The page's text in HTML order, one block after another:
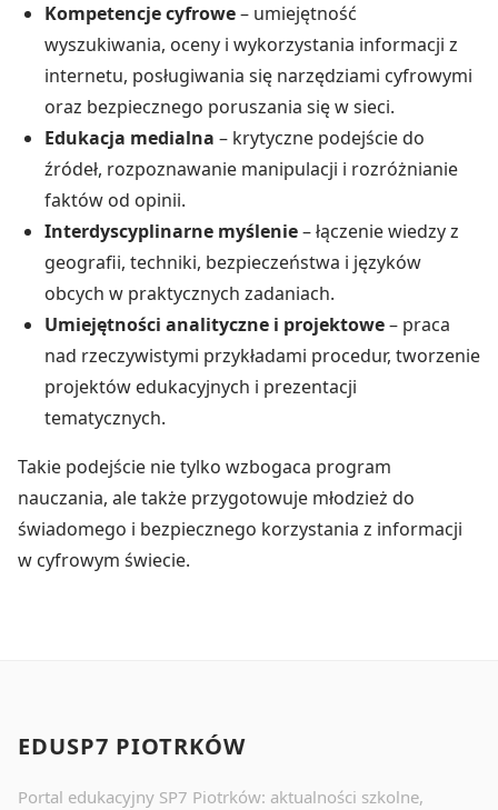
Kompetencje cyfrowe– umiejętność
wyszukiwania, oceny i wykorzystania informacji z
internetu, posługiwania się narzędziami cyfrowymi
oraz bezpiecznego poruszania się w sieci.
Edukacja medialna – krytyczne podejście do
źródeł, rozpoznawanie manipulacji i rozróżnianie
faktów od opinii.
Interdyscyplinarne myślenie– łączenie wiedzy z
geografii, techniki, bezpieczeństwa i języków
obcych w praktycznych zadaniach.
Umiejętności analityczne i projektowe– praca
nad rzeczywistymi przykładami procedur, tworzenie
projektów edukacyjnych i prezentacji
tematycznych.
Takie podejście nie tylko wzbogaca program
nauczania, ale także przygotowuje młodzież do
świadomego i bezpiecznego korzystania z informacji
w cyfrowym świecie.
EDUSP7 PIOTRKÓW
Portal edukacyjny SP7 Piotrków: aktualności szkolne,